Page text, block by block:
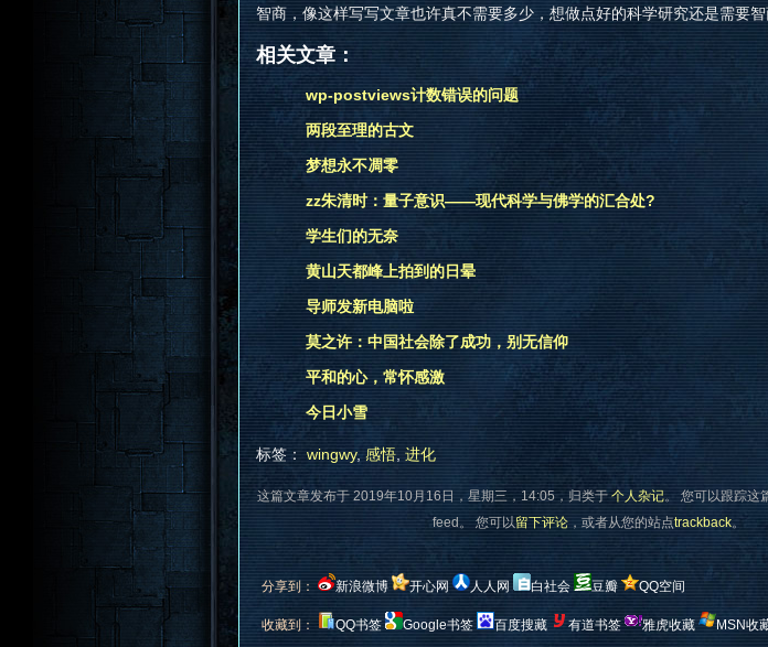
智商，像这样写写文章也许真不需要多少，想做点好的科学研究还是需要智
相关文章：
wp-postviews计数错误的问题
两段至理的古文
梦想永不凋零
zz朱清时：量子意识——现代科学与佛学的汇合处?
学生们的无奈
黄山天都峰上拍到的日晕
导师发新电脑啦
莫之许：中国社会除了成功，别无信仰
平和的心，常怀感激
今日小雪
标签： wingwy,感悟, 进化
这篇文章发布于 2019年10月16日，星期三，14:05，归类于个人杂记。 您可以跟踪这
feed。 您可以留下评论，或者从您的站点trackback。
分享到： 新浪微博 开心网 人人网 白社会 豆瓣 QQ空间
收藏到： QQ书签 Google书签 百度搜藏 有道书签 雅虎收藏 MSN收